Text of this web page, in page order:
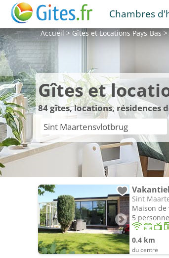
Chambres
Accueil>Gîtes et LocationsPays-Bas>
Gîtes et
84gîtes, locations, résidences
Sint
Maison de
5
0.4 km
du centre